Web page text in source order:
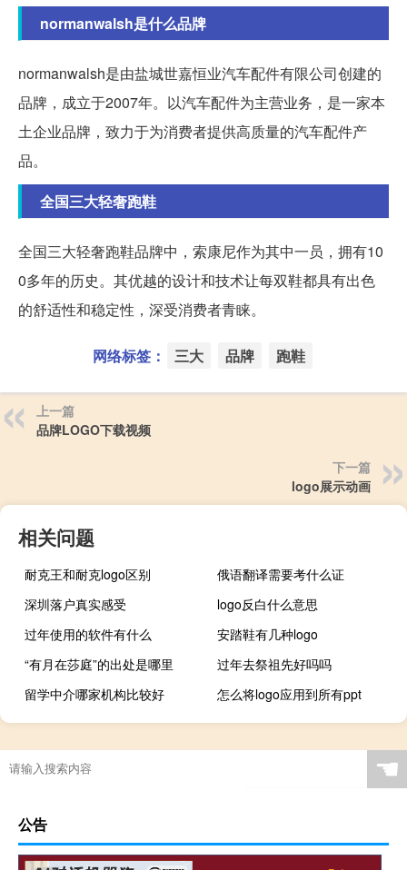
normanwalsh是什么品牌
normanwalsh是由盐城世嘉恒业汽车配件有限公司创建的
品牌，成立于2007年。以汽车配件为主营业务，是一家本
土企业品牌，致力于为消费者提供高质量的汽车配件产
品。
全国三大轻奢跑鞋
全国三大轻奢跑鞋品牌中，索康尼作为其中一员，拥有10
0多年的历史。其优越的设计和技术让每双鞋都具有出色
的舒适性和稳定性，深受消费者青睐。
网络标签： 三大 品牌 跑鞋
上一篇
品牌LOGO下载视频
下一篇
logo展示动画
相关问题
耐克王和耐克logo区别
俄语翻译需要考什么证
深圳落户真实感受
logo反白什么意思
过年使用的软件有什么
安踏鞋有几种logo
“有月在莎庭”的出处是哪里
过年去祭祖先好吗吗
留学中介哪家机构比较好
怎么将logo应用到所有ppt
☚
公告